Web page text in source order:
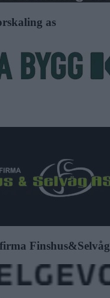
as
Finshus&Selvåg